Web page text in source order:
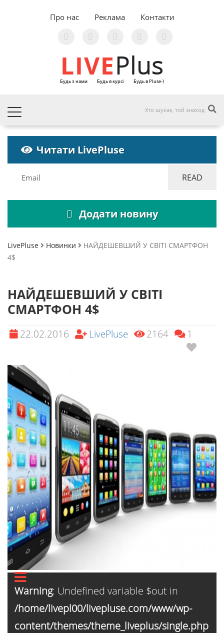
Про нас Реклама Контакти
LIVEPlus
Будь з нами Будь в курсі Будь в Pluse-)
Читати LivePluse
Додати новину
LivePluse Новинки
НАЙДЕШЕВШИЙ У СВІТІ СМАРТФОН
4$
НАЙДЕШЕВШИЙ У СВІТІ
СМАРТФОН 4$
22.02.2016 LivePluse 2164 1
Warning: Undefined variable $out in
/home/livepl00/livepluse.com/www/wp-
content/themes/theme_liveplus/single.php